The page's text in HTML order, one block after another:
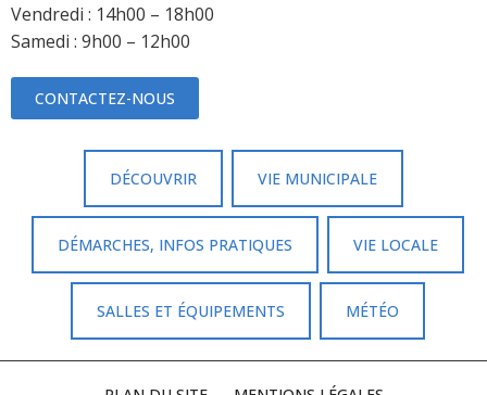
Vendredi : 14h00 – 18h00
Samedi : 9h00 – 12h00
CONTACTEZ-NOUS
DÉCOUVRIR VIE MUNICIPALE
DÉMARCHES, INFOS PRATIQUES VIE LOCALE
SALLES ET ÉQUIPEMENTS MÉTÉO